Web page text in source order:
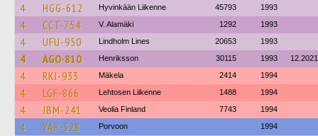
4 HGG-612 Hyvinkään Liikenne 45793 1993
4 CCT-754 V. Alamäki 1292 1993
4 UFU-950 Lindholm Lines 20653 1993
4 AGO-810 Henriksson 30115 1993 12.2021
4 RKI-933 Mäkela 2414 1994
4 LGF-866 Lehtosen Liikenne 1488 1994
4 JBM-241 Veolia Finland 7743 1994
4 YAR-328 Porvoon 1994